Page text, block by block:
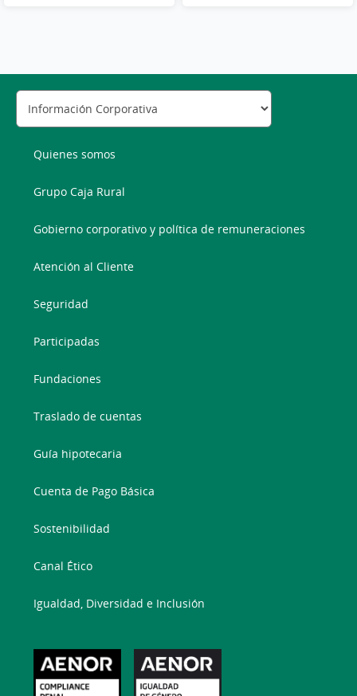
Quienes somos
Grupo Caja Rural
Gobierno corporativo y política de remuneraciones
Atención al Cliente
Seguridad
Participadas
Fundaciones
Traslado de cuentas
Guía hipotecaria
Cuenta de Pago Básica
Sostenibilidad
Canal Ético
Igualdad, Diversidad e Inclusión